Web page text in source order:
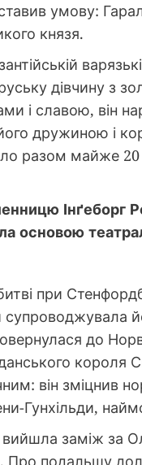
умову:
князя.
дівчину з
і славою, він
дружиною і
разом майже 20
Інґеборг
основою
при
до
короля
він зміцнив
Гунхільди,
вийшла заміж